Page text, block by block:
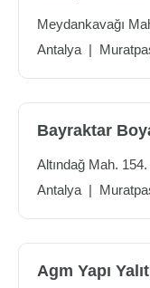
Meydankavağı
Antalya |
Bayraktar
Altındağ Mah.
Antalya |
Agm Yapı